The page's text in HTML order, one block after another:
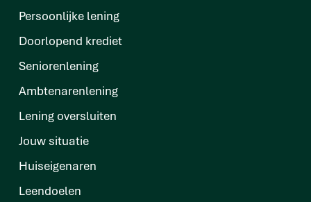
Persoonlijke lening
Doorlopend krediet
Seniorenlening
Ambtenarenlening
Lening oversluiten
Jouw situatie
Huiseigenaren
Leendoelen